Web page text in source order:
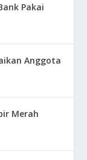
Pakai
Anggota
Merah